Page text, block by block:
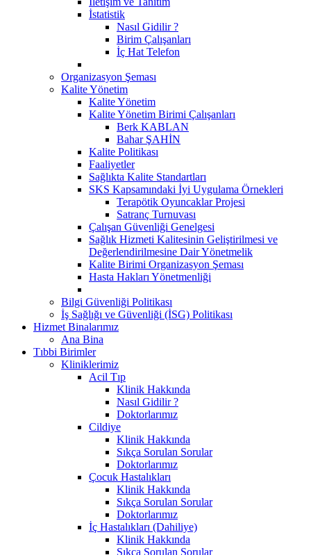
İstatistik
Nasıl Gidilir ?
Birim Çalışanları
İç Hat Telefon
Organizasyon Şeması
Kalite Yönetim
Kalite Yönetim
Kalite Yönetim Birimi Çalışanları
Berk KABLAN
Bahar ŞAHİN
Kalite Politikası
Faaliyetler
Sağlıkta Kalite Standartları
SKS Kapsamındaki İyi Uygulama Örnekleri
Terapötik Oyuncaklar Projesi
Satranç Turnuvası
Çalışan Güvenliği Genelgesi
Sağlık Hizmeti Kalitesinin Geliştirilmesi ve
Değerlendirilmesine Dair Yönetmelik
Kalite Birimi Organizasyon Şeması
Hasta Hakları Yönetmenliği
Bilgi Güvenliği Politikası
İş Sağlığı ve Güvenliği (İSG) Politikası
Hizmet Binalarımız
Ana Bina
Tıbbi Birimler
Kliniklerimiz
Acil Tıp
Klinik Hakkında
Nasıl Gidilir ?
Doktorlarımız
Cildiye
Klinik Hakkında
Sıkça Sorulan Sorular
Doktorlarımız
Çocuk Hastalıkları
Klinik Hakkında
Sıkça Sorulan Sorular
Doktorlarımız
İç Hastalıkları (Dahiliye)
Klinik Hakkında
Sıkça Sorulan Sorular